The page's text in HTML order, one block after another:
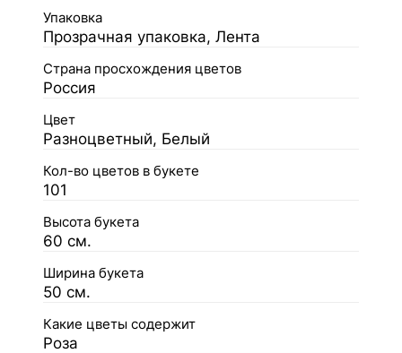
Упаковка
Прозрачная упаковка, Лента
Страна просхождения цветов
Россия
Цвет
Разноцветный, Белый
Кол-во цветов в букете
101
Высота букета
60 см.
Ширина букета
50 см.
Какие цветы содержит
Роза